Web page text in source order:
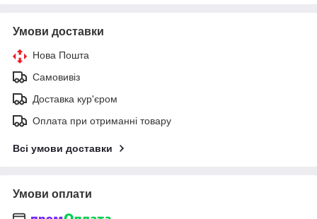
Умови доставки
Нова Пошта
Самовивіз
Доставка кур'єром
Оплата при отриманні товару
Всі умови доставки
Умови оплати